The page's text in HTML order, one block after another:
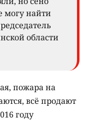
могу найти
области
пожара на
всё продают
году